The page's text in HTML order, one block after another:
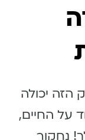
יכולה
על החיים,
נחקור